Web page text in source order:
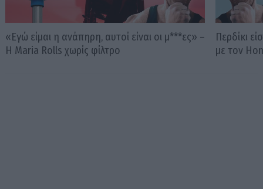
«Εγώ είμαι η ανάπηρη, αυτοί είναι οι μ***ες» –
Η Maria Rolls χωρίς φίλτρο
Περδίκι
με τον